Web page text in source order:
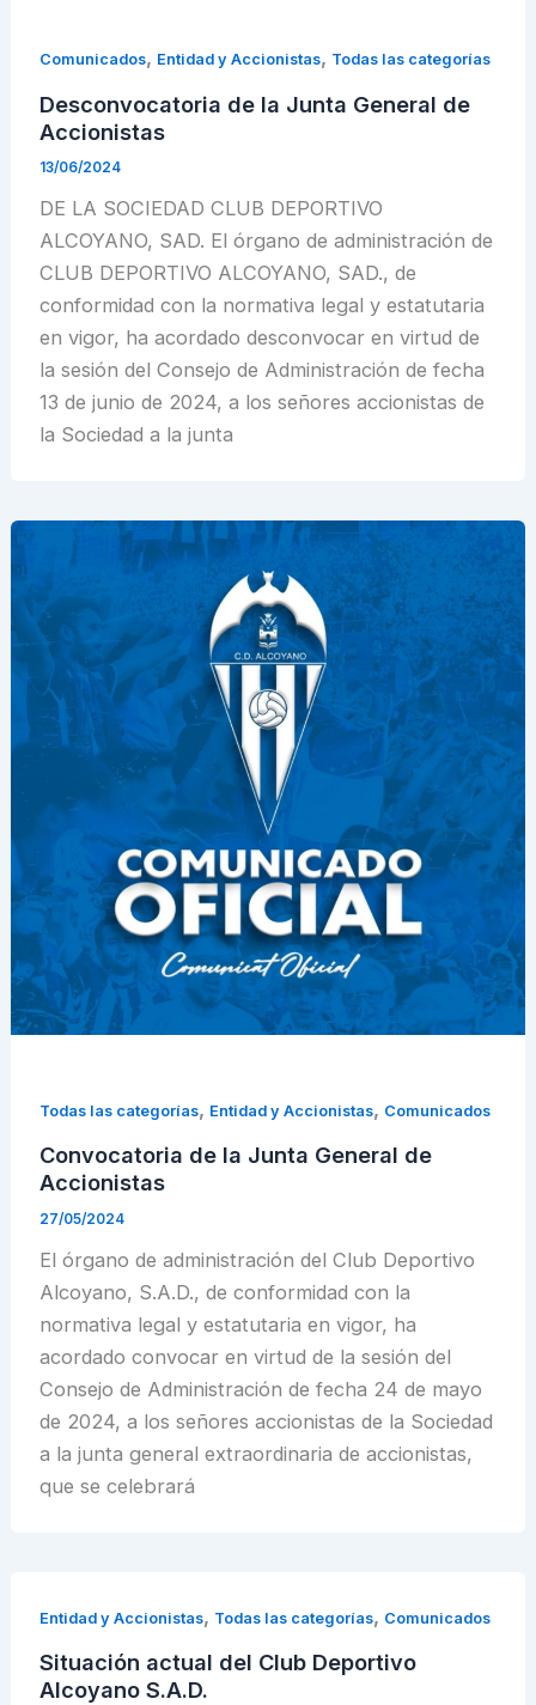
Comunicados, Entidad y Accionistas, Todas las categorías
Desconvocatoria de la Junta General de
Accionistas
13/06/2024
DE LA SOCIEDAD CLUB DEPORTIVO
ALCOYANO, SAD. El órgano de administración de
CLUB DEPORTIVO ALCOYANO, SAD., de
conformidad con la normativa legal y estatutaria
en vigor, ha acordado desconvocar en virtud de
la sesión del Consejo de Administración de fecha
13 de junio de 2024, a los señores accionistas de
la Sociedad a la junta
Todas las categorías, Entidad y Accionistas, Comunicados
Convocatoria de la Junta General de
Accionistas
27/05/2024
El órgano de administración del Club Deportivo
Alcoyano, S.A.D., de conformidad con la
normativa legal y estatutaria en vigor, ha
acordado convocar en virtud de la sesión del
Consejo de Administración de fecha 24 de mayo
de 2024, a los señores accionistas de la Sociedad
a la junta general extraordinaria de accionistas,
que se celebrará
Entidad y Accionistas, Todas las categorías, Comunicados
Situación actual del Club Deportivo
Alcoyano S.A.D.